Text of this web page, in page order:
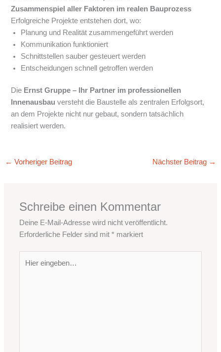
Zusammenspiel aller Faktoren im realen Bauprozess
Erfolgreiche Projekte entstehen dort, wo:
Planung und Realität zusammengeführt werden
Kommunikation funktioniert
Schnittstellen sauber gesteuert werden
Entscheidungen schnell getroffen werden
Die Ernst Gruppe – Ihr Partner im professionellen
Innenausbau versteht die Baustelle als zentralen Erfolgsort,
an dem Projekte nicht nur gebaut, sondern tatsächlich
realisiert werden.
← Vorheriger Beitrag Nächster Beitrag →
Schreibe einen Kommentar
Deine E-Mail-Adresse wird nicht veröffentlicht.
Erforderliche Felder sind mit* markiert
eingeben…